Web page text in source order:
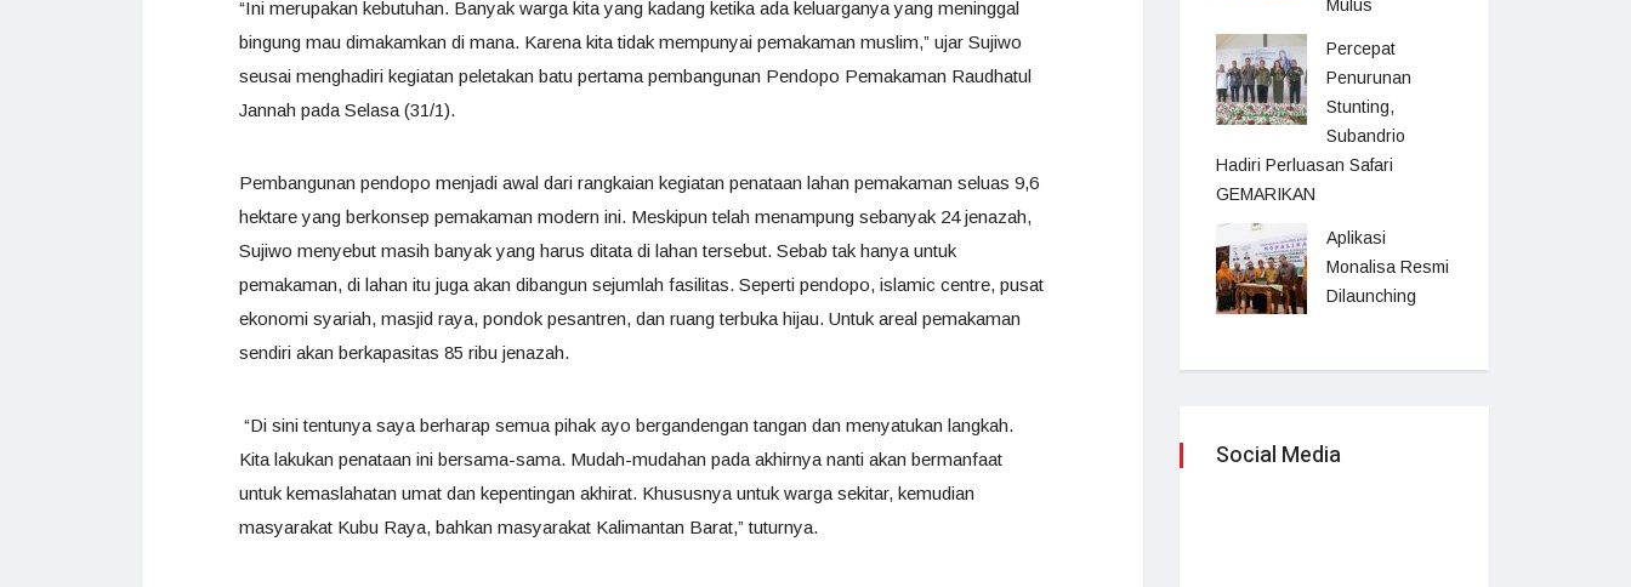
“Ini merupakan kebutuhan. Banyak warga kita yang kadang ketika ada keluarganya yang meninggal
bingung mau dimakamkan di mana. Karena kita tidak mempunyai pemakaman muslim,” ujar Sujiwo
seusai menghadiri kegiatan peletakan batu pertama pembangunan Pendopo Pemakaman Raudhatul
Jannah pada Selasa (31/1).
Pembangunan pendopo menjadi awal dari rangkaian kegiatan penataan lahan pemakaman seluas 9,6
hektare yang berkonsep pemakaman modern ini. Meskipun telah menampung sebanyak 24 jenazah,
Sujiwo menyebut masih banyak yang harus ditata di lahan tersebut. Sebab tak hanya untuk
pemakaman, di lahan itu juga akan dibangun sejumlah fasilitas. Seperti pendopo, islamic centre, pusat
ekonomi syariah, masjid raya, pondok pesantren, dan ruang terbuka hijau. Untuk areal pemakaman
sendiri akan berkapasitas 85 ribu jenazah.
“Di sini tentunya saya berharap semua pihak ayo bergandengan tangan dan menyatukan langkah.
Kita lakukan penataan ini bersama-sama. Mudah-mudahan pada akhirnya nanti akan bermanfaat
untuk kemaslahatan umat dan kepentingan akhirat. Khususnya untuk warga sekitar, kemudian
masyarakat Kubu Raya, bahkan masyarakat Kalimantan Barat,” tuturnya.
Mulus
Percepat
Penurunan
Stunting,
Subandrio
Hadiri Perluasan Safari
GEMARIKAN
Aplikasi
Monalisa Resmi
Dilaunching
Social Media